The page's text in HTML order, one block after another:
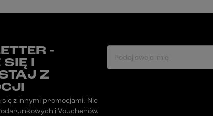
-
I
Z
się z innymi promocjami. Nie
i Voucherów.
Podaj swoje imię